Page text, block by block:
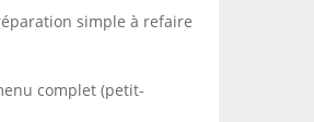
simple à refaire
complet (petit-